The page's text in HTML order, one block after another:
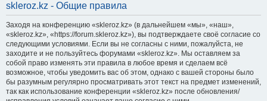
skleroz.kz - Общие правила
Заходя на конференцию «skleroz.kz» (в дальнейшем «мы», «наш»,
«skleroz.kz», «https://forum.skleroz.kz»), вы подтверждаете своё согласие со
следующими условиями. Если вы не согласны с ними, пожалуйста, не
заходите и не пользуйтесь форумами «skleroz.kz». Мы оставляем за
собой право изменять эти правила в любое время и сделаем всё
возможное, чтобы уведомить вас об этом, однако с вашей стороны было
бы разумным регулярно просматривать этот текст на предмет изменений,
так как использование конференции «skleroz.kz» после обновления/